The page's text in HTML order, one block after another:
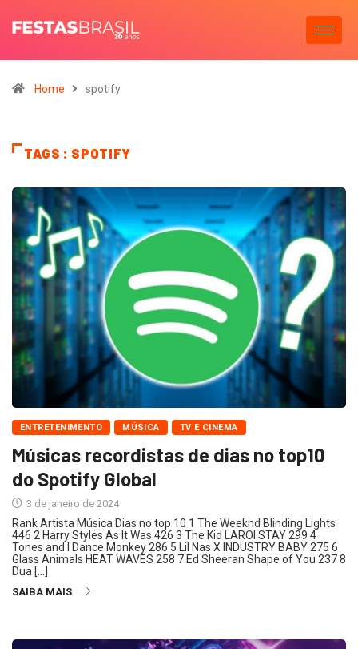
Home spotify
TAGS : SPOTIFY
ENTRETENIMENTO MÚSICA TV E CINEMA
Músicas recordistas de dias no top10
do Spotify Global
3 de janeiro de 2024
Rank Artista Música Dias no top 10 1 The Weeknd Blinding Lights
446 2 Harry Styles As It Was 426 3 The Kid LAROI STAY 299 4
Tones and I Dance Monkey 286 5 Lil Nas X INDUSTRY BABY 275 6
Glass Animals HEAT WAVES 258 7 Ed Sheeran Shape of You 237 8
Dua […]
SAIBA MAIS